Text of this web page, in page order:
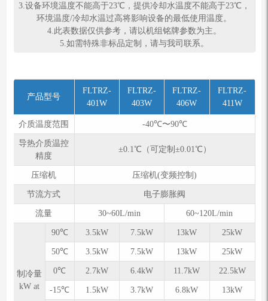
3.设备环境温度不能高于23℃，提供冷却水温度不能高于23℃，
环境温度/冷却水温过高将影响设备的最低使用温度。
4.此表数据仅供参考，请以机组铭牌参数为主。
5.如需特殊⾮标品定制，请与我司联系。
产品型号
FLTRZ-
401W
FLTRZ-
403W
FLTRZ-
406W
FLTRZ-
411W
介质温度范围 -40℃〜90℃
导热介质温控
精度
±0.1℃（可定制±0.01℃）
压缩机 压缩机(变频控制)
节流方式 电子膨胀阀
流量 30~60L/min 60~120L/min
制冷量
kW at
90℃ 3.5kW 7.5kW 13kW 25kW
50℃ 3.5kW 7.5kW 13kW 25kW
0℃ 2.7kW 6.4kW 11.7kW 22.5kW
-15℃ 1.5kW 3.7kW 6.8kW 13kW